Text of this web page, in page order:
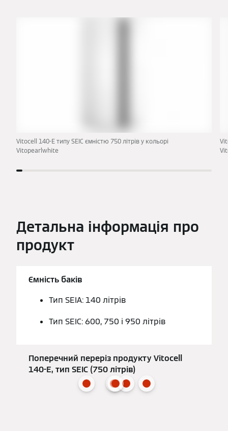
Vitocell 140-E типу SEIC ємністю 750 літрів у кольорі
Vitopearlwhite
Детальна інформація про
продукт
Ємність баків
Тип SEIA: 140 літрів
Тип SEIC: 600, 750 і 950 літрів
Поперечний переріз продукту Vitocell
140-E, тип SEIC (750 літрів)